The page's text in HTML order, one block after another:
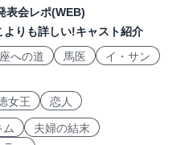
表会レポ(WEB)
よりも詳しい!キャスト紹介
への道 馬医
イ・サン
女王 恋人
夫婦の結末